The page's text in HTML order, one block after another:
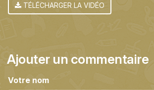
TÉLÉCHARGER LA VIDÉO
Ajouter un commentaire
Votre nom